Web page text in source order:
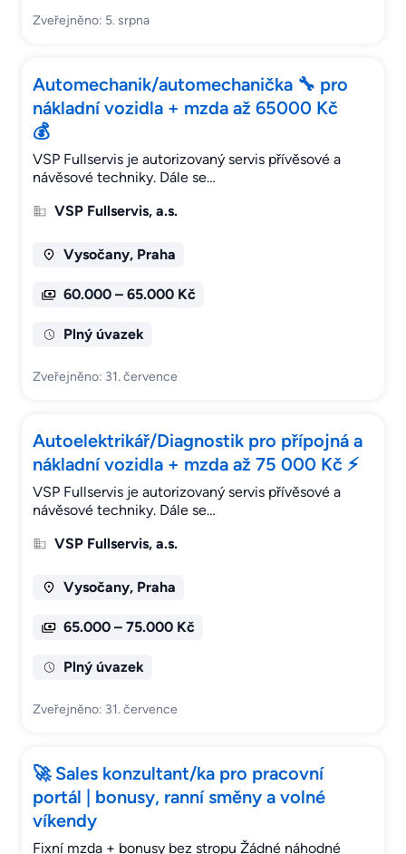
Zveřejněno: 5. srpna
Automechanik/automechanička 🔧 pro
nákladní vozidla + mzda až 65000 Kč
💰
VSP Fullservis je autorizovaný servis přívěsové a
návěsové techniky. Dále se…
VSP Fullservis, a.s.
Vysočany, Praha
60.000 – 65.000 Kč
Plný úvazek
Zveřejněno: 31. července
Autoelektrikář/Diagnostik pro přípojná a
nákladní vozidla + mzda až 75 000 Kč ⚡
VSP Fullservis je autorizovaný servis přívěsové a
návěsové techniky. Dále se…
VSP Fullservis, a.s.
Vysočany, Praha
65.000 – 75.000 Kč
Plný úvazek
Zveřejněno: 31. července
🚀 Sales konzultant/ka pro pracovní
portál | bonusy, ranní směny a volné
víkendy
Fixní mzda + bonusy bez stropu Žádné náhodné